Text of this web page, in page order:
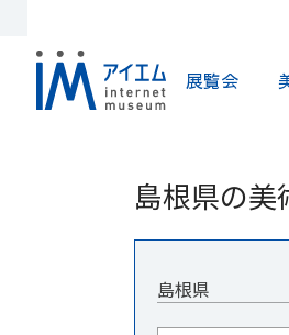
展覧会
島根県の美
島根県